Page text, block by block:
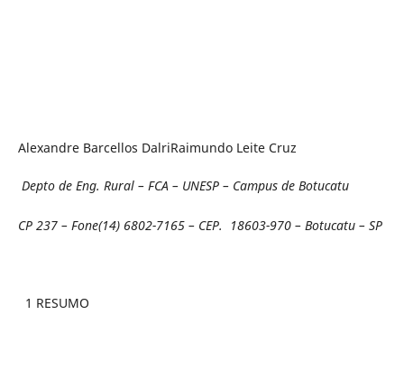
Alexandre Barcellos DalriRaimundo Leite Cruz
Depto de Eng. Rural – FCA – UNESP – Campus de Botucatu
CP 237 – Fone(14) 6802-7165 – CEP. 18603-970 – Botucatu – SP
1 RESUMO